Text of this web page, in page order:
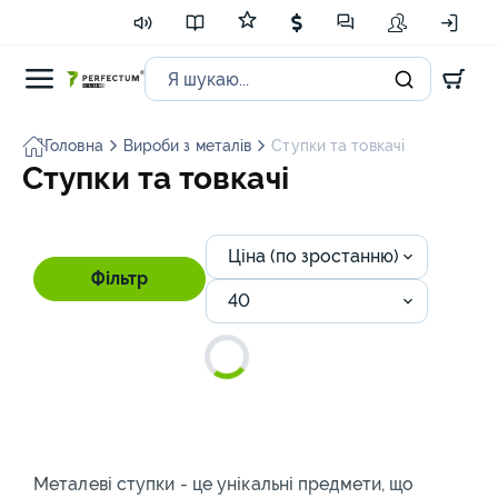
Головна Вироби з металів Ступки та товкачі
Ступки та товкачі
Фільтр
Ціна (по зростанню)
40
Металеві ступки - це унікальні предмети, що